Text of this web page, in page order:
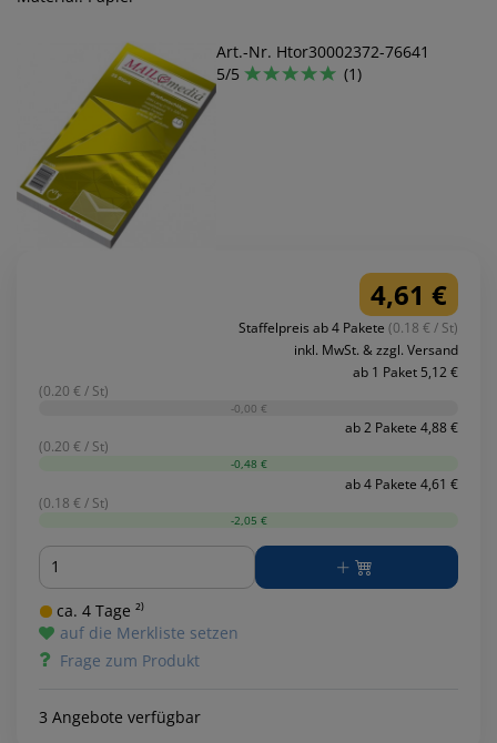
Art.-Nr. Htor30002372-76641
5/5
(1)
4,61 €
Staffelpreis ab 4 Pakete (0.18 € / St)
inkl. MwSt. & zzgl. Versand
ab 1 Paket 5,12 €
(0.20 € / St)
-0,00 €
ab 2 Pakete 4,88 €
(0.20 € / St)
-0,48 €
ab 4 Pakete 4,61 €
(0.18 € / St)
-2,05 €
Menge
ca. 4 Tage ²⁾
auf die Merkliste setzen
Frage zum Produkt
3 Angebote verfügbar